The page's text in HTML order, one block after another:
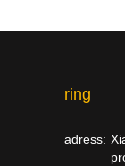
ring
adress: